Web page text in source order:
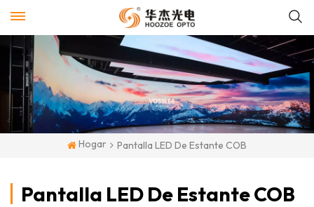
Hogar Pantalla LED De Estante COB
Pantalla LED De Estante COB